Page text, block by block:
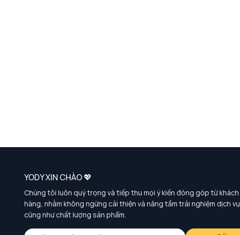
YODY XIN CHÀO 💖
Chúng tôi luôn quý trọng và tiếp thu mọi ý kiến đóng góp từ khách
hàng, nhằm không ngừng cải thiện và nâng tầm trải nghiệm dịch vụ
cũng như chất lượng sản phẩm.